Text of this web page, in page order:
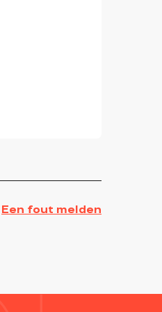
Een fout melden